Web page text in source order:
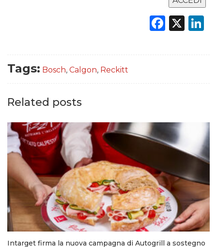
X
Tags: Bosch, Calgon, Reckitt
Related posts
Intarget firma la nuova campagna di Autogrill a sostegno